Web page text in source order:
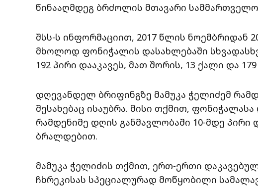
წინააღმდეგ ბრძოლის მთავარი
შსს-ს ინფორმაციით, 2017 წლის ნოემბრიდან
მხოლოდ ფონიჭალის დასახლებაში
192 პირი დააკავეს, მათ შორის, 13 ქალი და 179
დღევანდელ ბრიფინგზე მამუკა ჭელიძემ
შესახებაც ისაუბრა. მისი თქმით,
რამდენიმე დღის განმავლობაში 10-მდე პირი
ბრალდებით.
მამუკა ჭელიძის თქმით, ერთ-ერთი
ჩხრეკისას სპეციალურად მოწყობილი